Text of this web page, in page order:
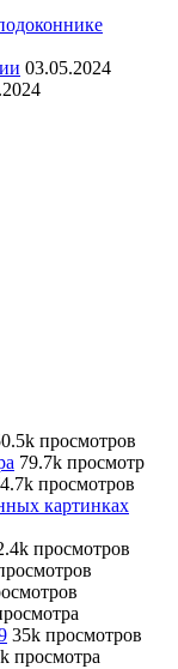
03.05.2024
просмотров
79.7k просмотр
просмотров
картинках
просмотров
35k просмотров
просмотра